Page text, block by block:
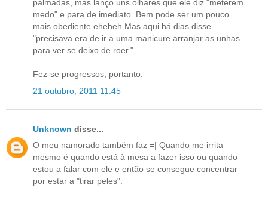
palmadas, mas lanço uns olhares que ele diz "meterem
medo" e para de imediato. Bem pode ser um pouco
mais obediente eheheh Mas aqui há dias disse
"precisava era de ir a uma manicure arranjar as unhas
para ver se deixo de roer."
Fez-se progressos, portanto.
21 outubro, 2011 11:45
Unknown disse...
O meu namorado também faz =| Quando me irrita
mesmo é quando está à mesa a fazer isso ou quando
estou a falar com ele e então se consegue concentrar
por estar a "tirar peles".